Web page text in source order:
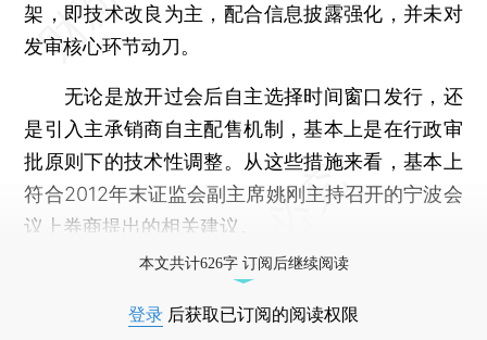
架，即技术改良为主，配合信息披露强化，并未对
发审核心环节动刀。
无论是放开过会后自主选择时间窗口发行，还
是引入主承销商自主配售机制，基本上是在行政审
批原则下的技术性调整。从这些措施来看，基本上
符合2012年末证监会副主席姚刚主持召开的宁波会
议上券商提出的相关建议。
本文共计626字 订阅后继续阅读
登录 后获取已订阅的阅读权限